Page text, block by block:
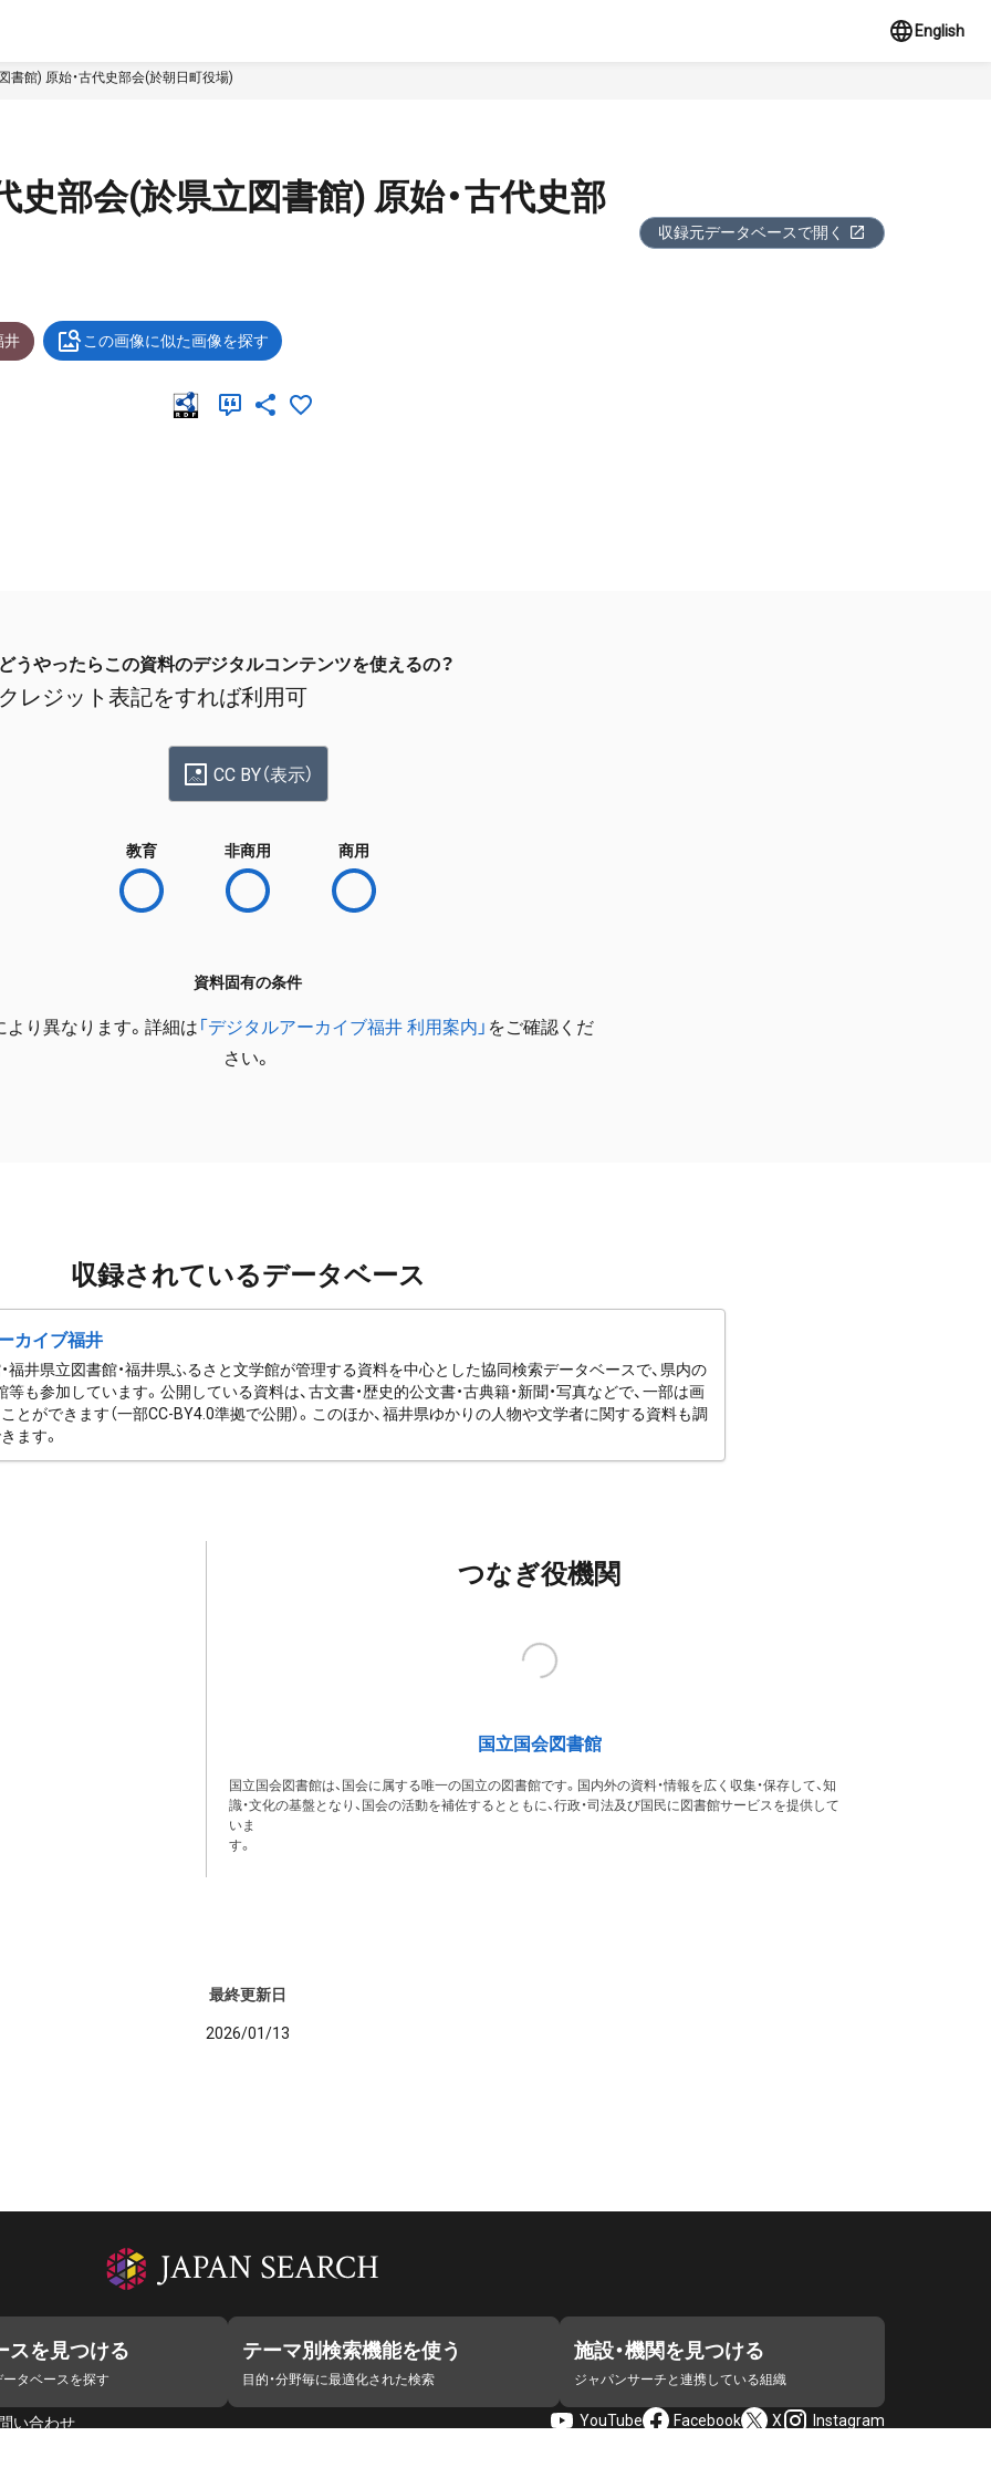
English
書館) 原始・古代史部会(於朝日町役場)
史部会(於県立図書館) 原始・古代史部
収録元データベースで開く
井 この画像に似た画像を探す
どうやったらこの資料のデジタルコンテンツを使えるの？
クレジット表記をすれば利用可
CC BY（表示）
教育 非商用 商用
資料固有の条件
より異なります。詳細は 「デジタルアーカイブ福井 利用案内」 をご確認くだ
さい。
収録されているデータベース
カイブ福井
福井県立図書館・福井県ふるさと文学館が管理する資料を中心とした協同検索データベースで、県内の
等も参加しています。公開している資料は、古文書・歴史的公文書・古典籍・新聞・写真などで、一部は画
とができます（一部CC-BY4.0準拠で公開）。このほか、福井県ゆかりの人物や文学者に関する資料も調
ます。
つなぎ役機関
国立国会図書館
国立国会図書館は、国会に属する唯一の国立の図書館です。国内外の資料・情報を広く収集・保存して、知
識・文化の基盤となり、国会の活動を補佐するとともに、行政・司法及び国民に図書館サービスを提供して
いま
す。
最終更新日
2026/01/13
スを見つける
タベースを探す
テーマ別検索機能を使う
目的・分野毎に最適化された検索
施設・機関を見つける
ジャパンサーチと連携している組織
い合わせ
YouTube Facebook X Instagram